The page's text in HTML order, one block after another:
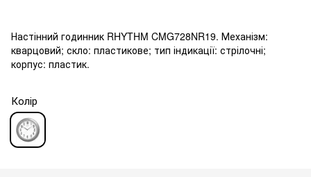
Настінний годинник RHYTHM CMG728NR19. Механізм:
кварцовий; скло: пластикове; тип індикації: стрілочні;
корпус: пластик.
Колір